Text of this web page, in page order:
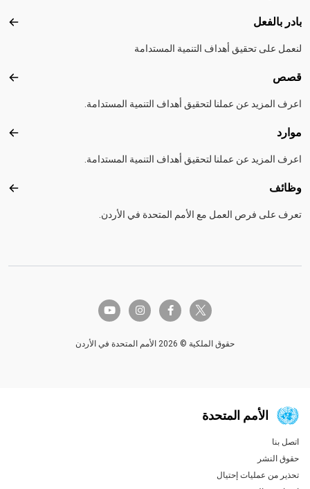
بادر بالفعل
لنعمل على تحقيق أهداف التنمية المستدامة
قصص
اعرف المزيد عن عملنا لتحقيق أهداف التنمية المستدامة.
موارد
اعرف المزيد عن عملنا لتحقيق أهداف التنمية المستدامة.
وظائف
تعرف على فرص العمل مع الأمم المتحدة في الأردن.
twitter-x
facebook-f
instagram
youtube
حقوق الملكية © 2026 الأمم المتحدة في الأردن
الأمم المتحدة
Global U.N. menu
اتصل بنا
حقوق النشر
تحذير من عمليات إحتيال